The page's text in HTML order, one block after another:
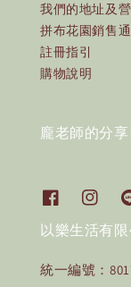
我們的地址及
拼布花園銷售
註冊指引
購物說明
龐老師的分享
以樂生活有
統一編號：